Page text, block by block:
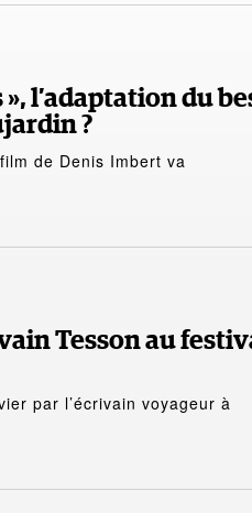
l’adaptation du
?
de Denis Imbert va
Tesson au
par l’écrivain voyageur à